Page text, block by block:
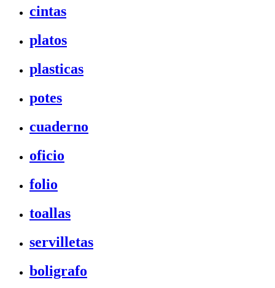
cintas
platos
plasticas
potes
cuaderno
oficio
folio
toallas
servilletas
boligrafo